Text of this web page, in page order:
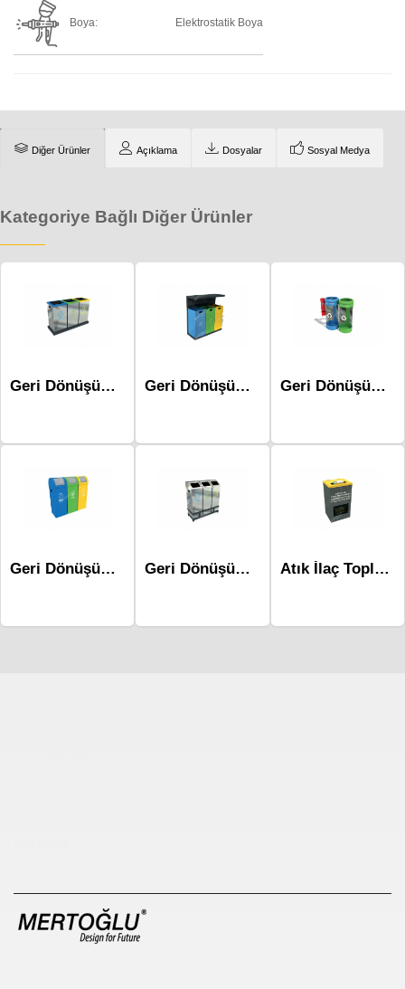
Boya: Elektrostatik Boya
Diğer Ürünler Açıklama Dosyalar Sosyal Medya
Kategoriye Bağlı Diğer Ürünler
Geri Dönüşüm Atık Üniteleri - Mak-606a Geri Dönüşüm Atık Üniteleri Mak-676c Geri Dönüşüm Atık Üniteleri Mak-697b
Geri Dönüşüm Atık Üniteleri - Mak-617a Geri Dönüşüm Atık Üniteleri - Mak-604d Atık İlaç Toplama Üniteleri Mak-695